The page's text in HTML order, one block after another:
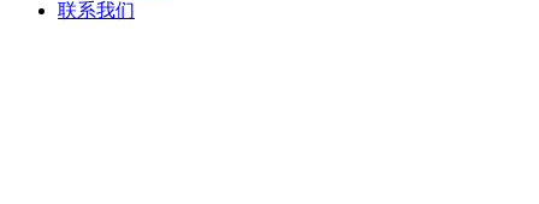
联系我们